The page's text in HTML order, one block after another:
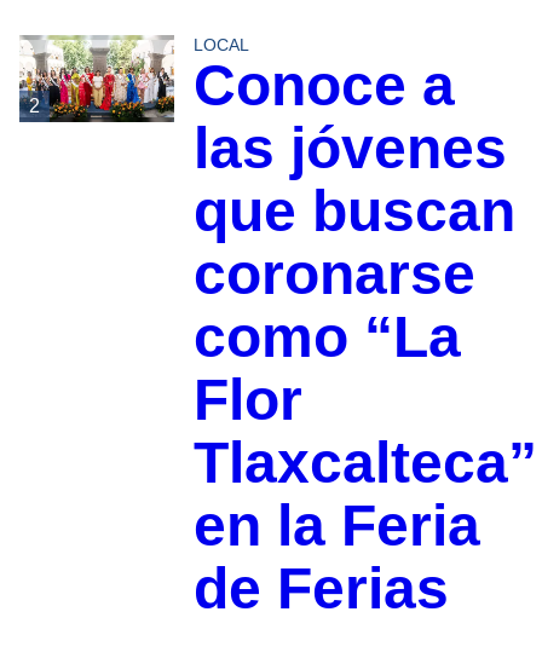
2
LOCAL
Conoce a
las jóvenes
que buscan
coronarse
como “La
Flor
Tlaxcalteca”
en la Feria
de Ferias